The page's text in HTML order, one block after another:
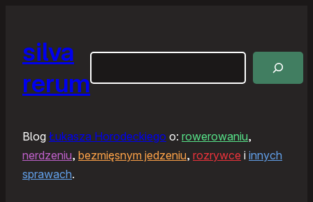
silva
rerum
Blog Łukasza Horodeckiego o: rowerowaniu,
nerdzeniu, bezmięsnym jedzeniu, rozrywce i innych
sprawach.